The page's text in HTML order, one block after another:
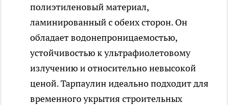
полиэтиленовый материал,
ламинированный с обеих сторон. Он
обладает водонепроницаемостью,
устойчивостью к ультрафиолетовому
излучению и относительно невысокой
ценой. Тарпаулин идеально подходит для
временного укрытия строительных